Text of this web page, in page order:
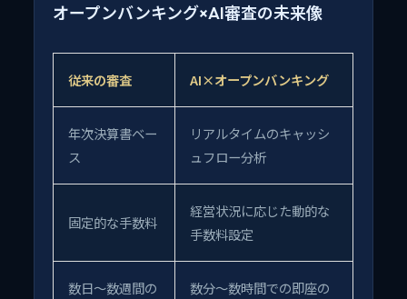
オープンバンキング×AI審査の未来像
従来の審査 AI×オープンバンキング
年次決算書ベー
ス
リアルタイムのキャッシ
ュフロー分析
固定的な手数料
経営状況に応じた動的な
手数料設定
数日〜数週間の
数分〜数時間での即座の